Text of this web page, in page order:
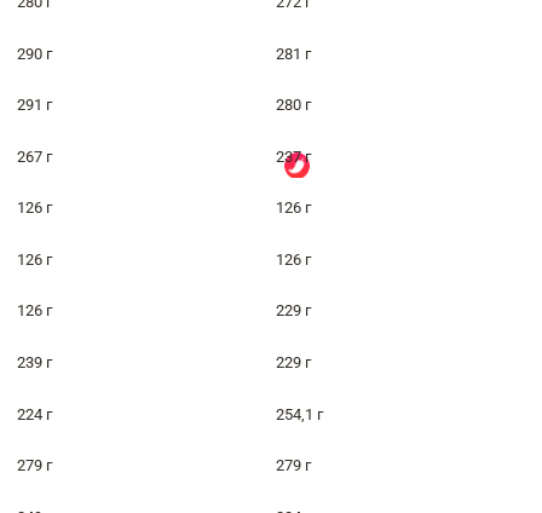
290 г 281 г
291 г 280 г
267 г 237 г
126 г 126 г
126 г 126 г
126 г 229 г
239 г 229 г
224 г 254,1 г
279 г 279 г